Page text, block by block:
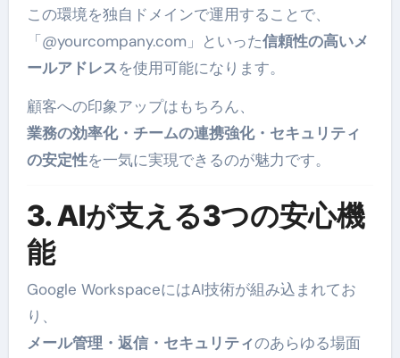
この環境を独自ドメインで運用することで、
「@yourcompany.com」といった信頼性の高いメ
ールアドレスを使用可能になります。
顧客への印象アップはもちろん、
業務の効率化・チームの連携強化・セキュリティ
の安定性を一気に実現できるのが魅力です。
3. AIが支える3つの安心機
能
Google WorkspaceにはAI技術が組み込まれてお
り、
メール管理・返信・セキュリティのあらゆる場面